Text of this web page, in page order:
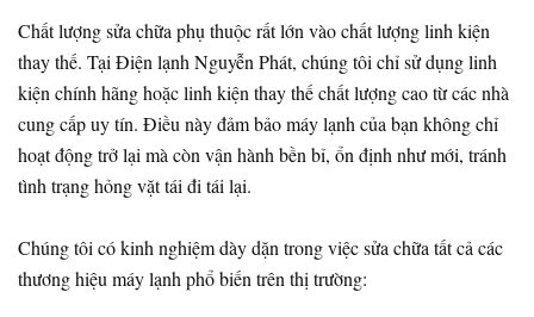
Chất lượng sửa chữa phụ thuộc rất lớn vào chất lượng linh kiện
thay thế. Tại Điện lạnh Nguyễn Phát, chúng tôi chỉ sử dụng linh
kiện chính hãng hoặc linh kiện thay thế chất lượng cao từ các nhà
cung cấp uy tín. Điều này đảm bảo máy lạnh của bạn không chỉ
hoạt động trở lại mà còn vận hành bền bỉ, ổn định như mới, tránh
tình trạng hỏng vặt tái đi tái lại.
Chúng tôi có kinh nghiệm dày dặn trong việc sửa chữa tất cả các
thương hiệu máy lạnh phổ biến trên thị trường: